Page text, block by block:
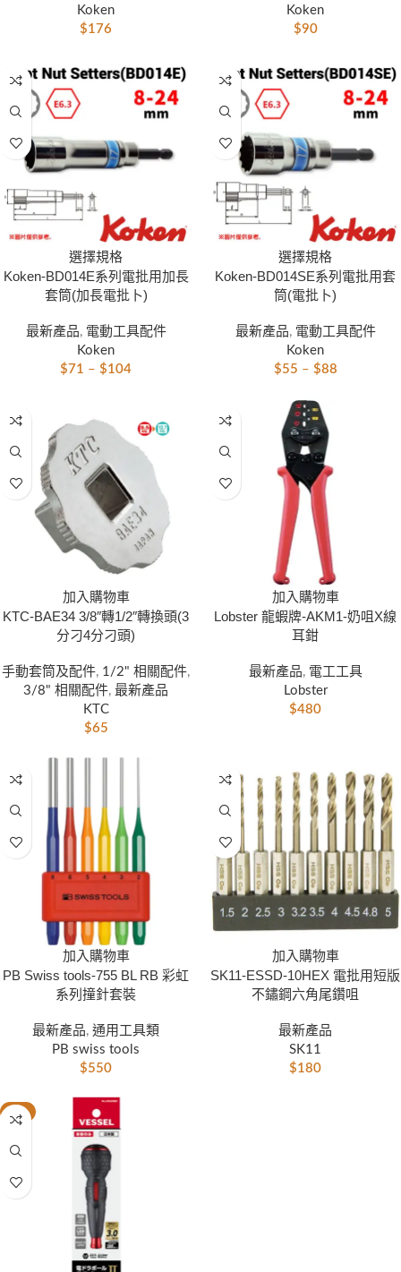
Koken
$176
Koken
$90
選擇規格
Koken-BD014E系列電批用加長
套筒(加長電批卜)
最新產品, 電動工具配件
Koken
$71 – $104
選擇規格
Koken-BD014SE系列電批用套
筒(電批卜)
最新產品, 電動工具配件
Koken
$55 – $88
加入購物車
KTC-BAE34 3/8″轉1/2″轉換頭(3
分刁4分刁頭)
手動套筒及配件, 1/2" 相關配件,
3/8" 相關配件, 最新產品
KTC
$65
加入購物車
Lobster 龍蝦牌-AKM1-奶咀X線
耳鉗
最新產品, 電工工具
Lobster
$480
加入購物車
PB Swiss tools-755 BL RB 彩虹
系列撞針套裝
最新產品, 通用工具類
PB swiss tools
$550
加入購物車
SK11-ESSD-10HEX 電批用短版
不鏽鋼六角尾鑽咀
最新產品
SK11
$180